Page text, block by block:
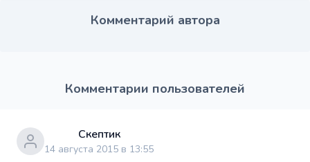
Комментарий автора
Комментарии пользователей
Скептик
14 августа 2015 в 13:55